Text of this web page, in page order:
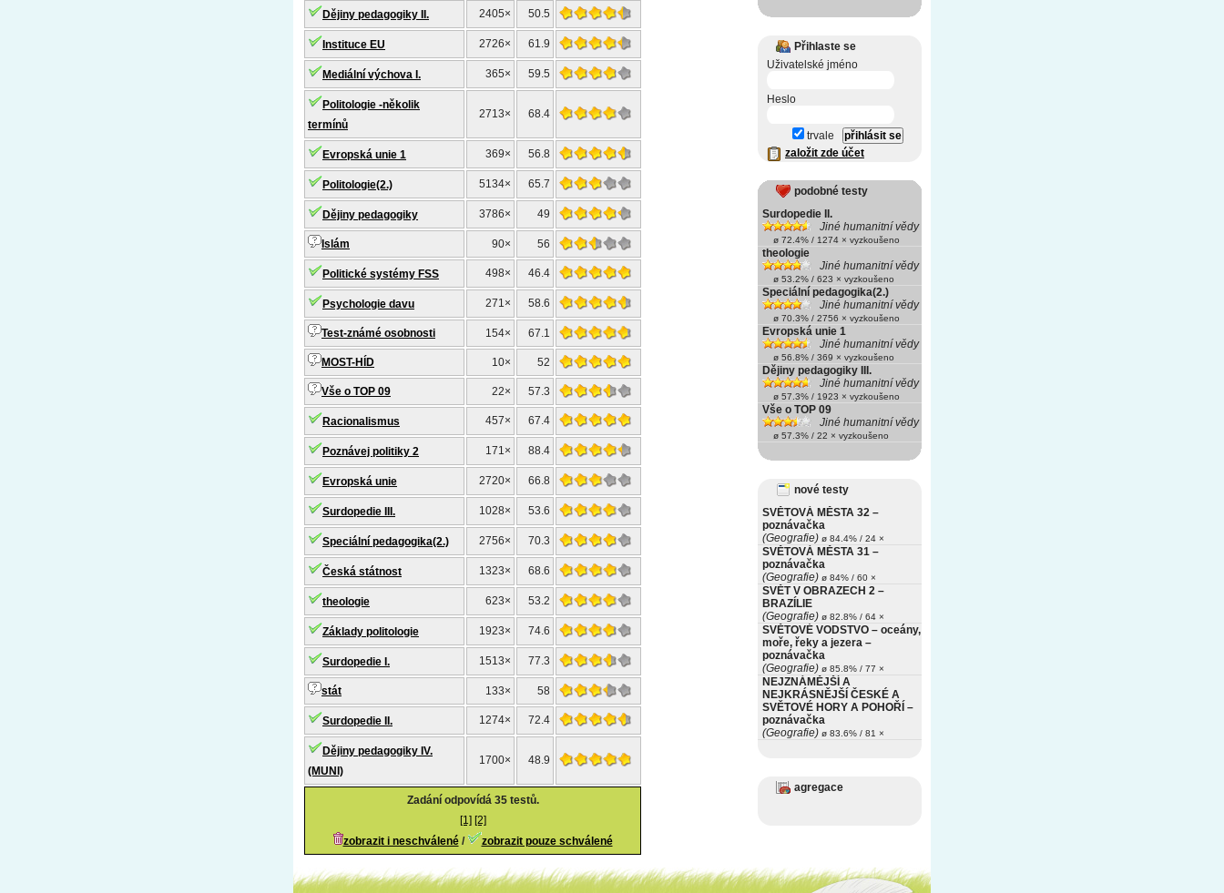
Dějiny pedagogiky II. 2405× 50.5
Instituce EU 2726× 61.9
Mediální výchova I. 365× 59.5
Politologie -několik
termínů
2713× 68.4
Evropská unie 1 369× 56.8
Politologie(2.) 5134× 65.7
Dějiny pedagogiky 3786× 49
Islám 90× 56
Politické systémy FSS 498× 46.4
Psychologie davu 271× 58.6
Test-známé osobnosti 154× 67.1
MOST-HÍD 10× 52
Vše o TOP 09 22× 57.3
Racionalismus 457× 67.4
Poznávej politiky 2 171× 88.4
Evropská unie 2720× 66.8
Surdopedie III. 1028× 53.6
Speciální pedagogika(2.) 2756× 70.3
Česká státnost 1323× 68.6
theologie 623× 53.2
Základy politologie 1923× 74.6
Surdopedie I. 1513× 77.3
stát 133× 58
Surdopedie II. 1274× 72.4
Dějiny pedagogiky IV.
(MUNI)
1700× 48.9
Zadání odpovídá 35 testů.
[1] [2]
zobrazit i neschválené/ zobrazit pouze schválené
Přihlaste se
Uživatelské jméno
Heslo
trvale
založit zde účet
podobné testy
Surdopedie II.
Jiné humanitní vědy
ø 72.4% / 1274 × vyzkoušeno
theologie
Jiné humanitní vědy
ø 53.2% / 623 × vyzkoušeno
Speciální pedagogika(2.)
Jiné humanitní vědy
ø 70.3% / 2756 × vyzkoušeno
Evropská unie 1
Jiné humanitní vědy
ø 56.8% / 369 × vyzkoušeno
Dějiny pedagogiky III.
Jiné humanitní vědy
ø 57.3% / 1923 × vyzkoušeno
Vše o TOP 09
Jiné humanitní vědy
ø 57.3% / 22 × vyzkoušeno
nové testy
SVĚTOVÁ MĚSTA 32 –
poznávačka
(Geografie) ø 84.4% / 24 ×
SVĚTOVÁ MĚSTA 31 –
poznávačka
(Geografie) ø 84% / 60 ×
SVĚT V OBRAZECH 2 –
BRAZÍLIE
(Geografie) ø 82.8% / 64 ×
SVĚTOVÉ VODSTVO – oceány,
moře, řeky a jezera –
poznávačka
(Geografie) ø 85.8% / 77 ×
NEJZNÁMĚJŠÍ A
NEJKRÁSNĚJŠÍ ČESKÉ A
SVĚTOVÉ HORY A POHOŘÍ –
poznávačka
(Geografie) ø 83.6% / 81 ×
agregace